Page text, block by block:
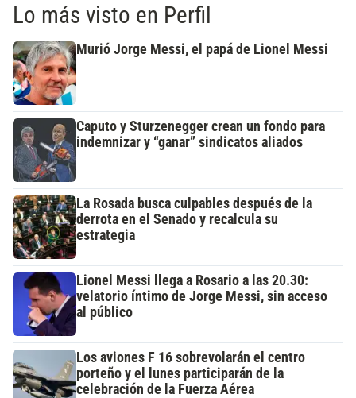
Lo más visto en Perfil
Murió Jorge Messi, el papá de Lionel Messi
Caputo y Sturzenegger crean un fondo para
indemnizar y “ganar” sindicatos aliados
La Rosada busca culpables después de la
derrota en el Senado y recalcula su
estrategia
Lionel Messi llega a Rosario a las 20.30:
velatorio íntimo de Jorge Messi, sin acceso
al público
Los aviones F 16 sobrevolarán el centro
porteño y el lunes participarán de la
celebración de la Fuerza Aérea